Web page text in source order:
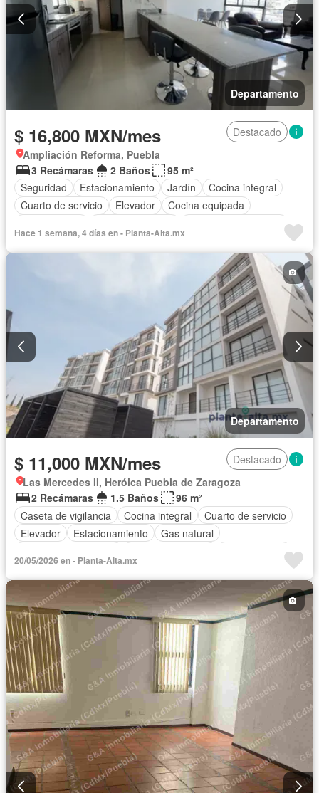
Departamento
$ 16,800 MXN/mes
Destacado
Ampliación Reforma, Puebla
3 Recámaras
2 Baños
95 m²
Seguridad
Estacionamiento Jardín
Cocina integral
Cuarto de servicio
Elevador
Cocina equipada
Permite mascotas
Permite niños
Hace 1 semana, 4 días en - Planta-Alta.mx
Departamento
$ 11,000 MXN/mes
Destacado
Las Mercedes II, Heróica Puebla de Zaragoza
2 Recámaras
1.5 Baños
96 m²
Caseta de vigilancia
Cocina integral
Cuarto de servicio
Elevador
Estacionamiento
Gas natural
Sin amueblar
20/05/2026 en - Planta-Alta.mx